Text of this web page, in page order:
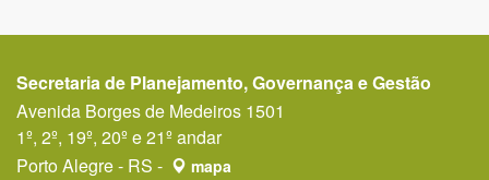
Secretaria de Planejamento, Governança e Gestão
Avenida Borges de Medeiros 1501
1º, 2º, 19º, 20º e 21º andar
Porto Alegre - RS -
mapa